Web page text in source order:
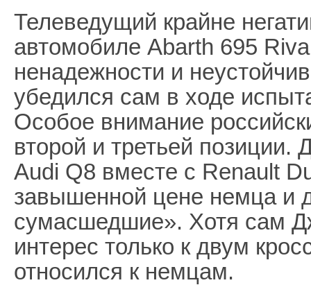
Телеведущий крайне
автомобиле Abarth 695
ненадежности и
убедился сам в ходе
Особое внимание
второй и третьей
Audi Q8 вместе с Renault
завышенной цене немца и
сумасшедшие». Хотя сам
интерес только к двум
относился к немцам.